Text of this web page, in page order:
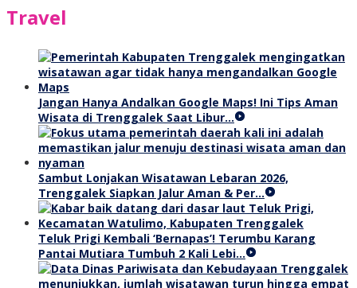
Travel
Jangan Hanya Andalkan Google Maps! Ini Tips Aman
Wisata di Trenggalek Saat Libur…
Sambut Lonjakan Wisatawan Lebaran 2026,
Trenggalek Siapkan Jalur Aman & Per…
Teluk Prigi Kembali ‘Bernapas’! Terumbu Karang
Pantai Mutiara Tumbuh 2 Kali Lebi…